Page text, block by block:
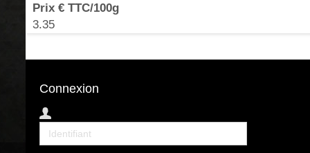
Prix € TTC/100g
3.35
Connexion
Identifiant